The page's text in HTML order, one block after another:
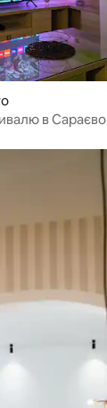
в Сараєво